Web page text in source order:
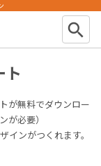
search
ト
が無料でダウンロー
が必要）
インがつくれます。